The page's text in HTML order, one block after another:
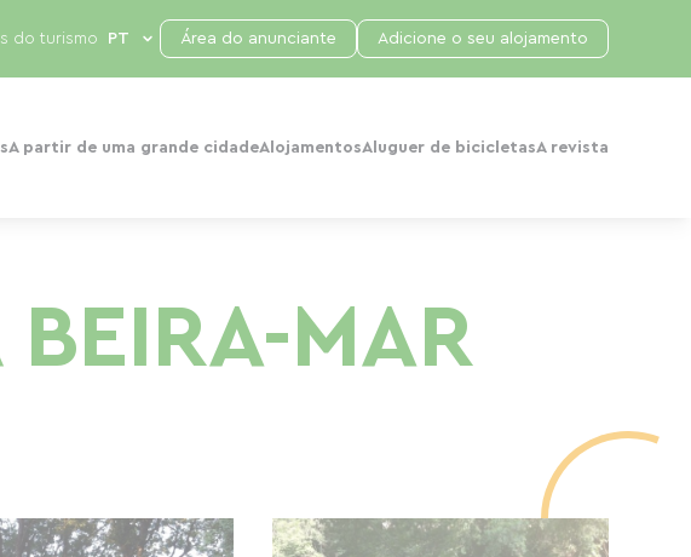
A partir de uma grande cidadeAlojamentosAluguer de bicicletasA revista
do turismo Área do anunciante Adicione o seu alojamento
MAR